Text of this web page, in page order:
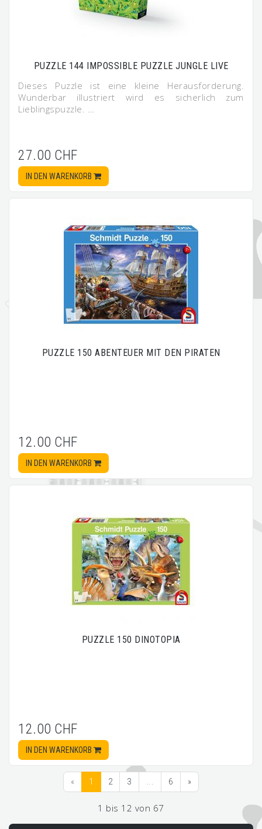
PUZZLE 144 IMPOSSIBLE PUZZLE JUNGLE LIVE
Dieses Puzzle ist eine kleine Herausforderung.
Wunderbar illustriert wird es sicherlich zum
Lieblingspuzzle. …
27.00 CHF
IN DEN WARENKORB
PUZZLE 150 ABENTEUER MIT DEN PIRATEN
12.00 CHF
IN DEN WARENKORB
PUZZLE 150 DINOTOPIA
12.00 CHF
IN DEN WARENKORB
« 1 2 3 ... 6 »
1 bis 12 von 67